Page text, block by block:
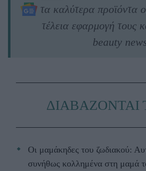
τα καλύτερα προϊόντα
τέλεια εφαρμογή τους
beauty
ΔΙΑΒΑΖΟΝΤΑΙ
Οι μαμάκηδες του ζωδιακού:
συνήθως κολλημένα στη μαμά